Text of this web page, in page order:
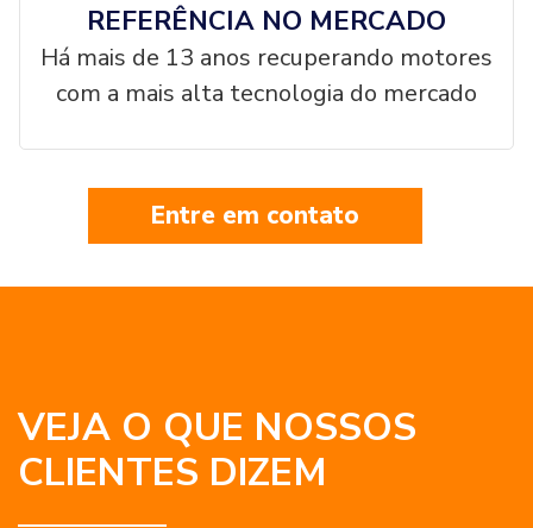
REFERÊNCIA NO MERCADO
Há mais de 13 anos recuperando motores
com a mais alta tecnologia do mercado
Entre em contato
VEJA O QUE NOSSOS
CLIENTES DIZEM